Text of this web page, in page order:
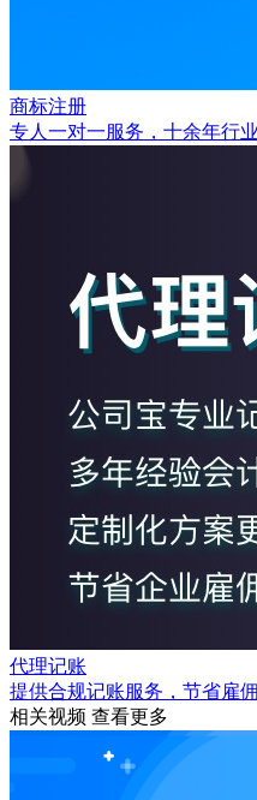
商标注册
专人一对一服务，十余年行
代理记账
提供合规记账服务，节省雇
相关视频 查看更多